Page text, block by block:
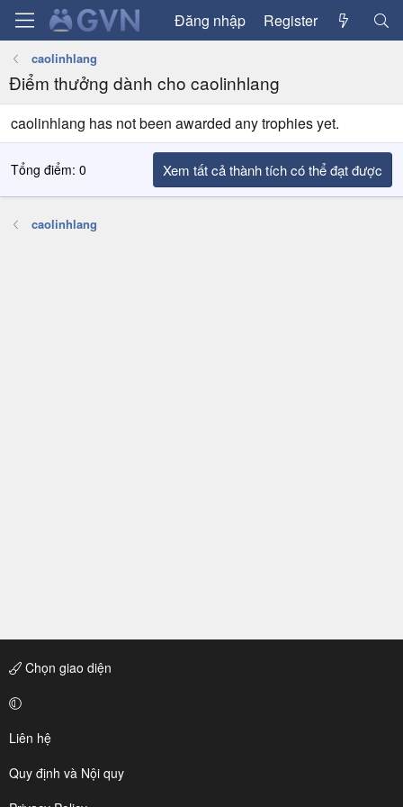
Đăng nhập Register
caolinhlang
Điểm thưởng dành cho caolinhlang
caolinhlang has not been awarded any trophies yet.
Tổng điểm: 0 Xem tất cả thành tích có thể đạt được
caolinhlang
Chọn giao diện
Liên hệ
Quy định và Nội quy